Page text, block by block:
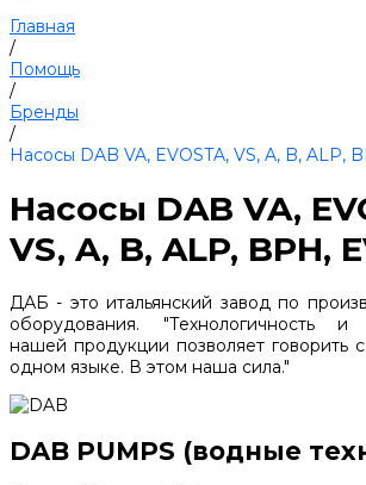
Главная
/
Помощь
/
Бренды
/
Насосы DAB VA, EVOSTA, VS, A, B, ALP,
Насосы DAB VA,
VS, A, B, ALP, BPH,
ДАБ - это итальянский завод по
оборудования. "Технологичность и
нашей продукции позволяет говорить
одном языке. В этом наша сила."
DAB PUMPS (водные